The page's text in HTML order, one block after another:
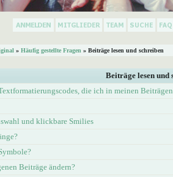
» Häufig gestellte Fragen » Beiträge lesen und schreiben
Beiträge lesen und
die ich in meinen
und klickbare Smilies
Beiträge ändern?